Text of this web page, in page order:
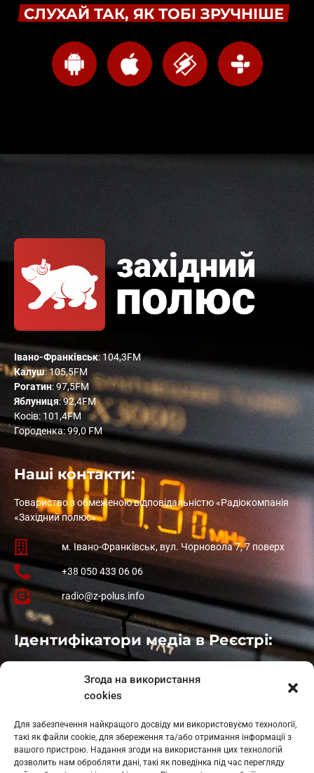
Згода на використання
cookies
Для забезпечення найкращого досвіду ми використовуємо технології,
такі як файли cookie, для збереження та/або отримання інформації з
вашого пристрою. Надання згоди на використання цих технологій
дозволить нам обробляти дані, такі як поведінка під час перегляду
СЛУХАЙ ТАК, ЯК ТОБІ ЗРУЧНІШЕ
Івано-Франківськ: 104,3FM
Калуш: 105,5FM
Рогатин: 97,5FM
Яблуниця: 92,4FM
Косів: 101,4FM
Городенка: 99,0 FM
Наші контакти:
Товариство з обмеженою відповідальністю «Радіокомпанія
«Західний полюс»
м. Івано-Франківськ, вул. Чорновола 7, 7 поверх
+38 050 433 06 06
radio@z-polus.info
Ідентифікатори медіа в Реєстрі:
: L11-01410
: L11-01801
Косів: L11-01805
Гарасимів: L11-02274